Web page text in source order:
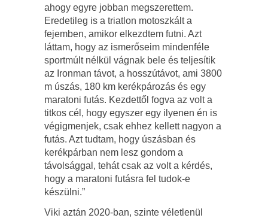
ahogy egyre jobban megszerettem.
Eredetileg is a triatlon motoszkált a
fejemben, amikor elkezdtem futni. Azt
láttam, hogy az ismerőseim mindenféle
sportmúlt nélkül vágnak bele és teljesítik
az Ironman távot, a hosszútávot, ami 3800
m úszás, 180 km kerékpározás és egy
maratoni futás. Kezdettől fogva az volt a
titkos cél, hogy egyszer egy ilyenen én is
végigmenjek, csak ehhez kellett nagyon a
futás. Azt tudtam, hogy úszásban és
kerékpárban nem lesz gondom a
távolsággal, tehát csak az volt a kérdés,
hogy a maratoni futásra fel tudok-e
készülni.”
Viki aztán 2020-ban, szinte véletlenül